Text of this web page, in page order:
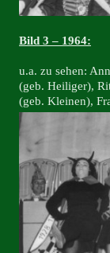
Bild 3 – 1964:
u.a. zu sehen:
(geb. Heiliger),
(geb. Kleinen),